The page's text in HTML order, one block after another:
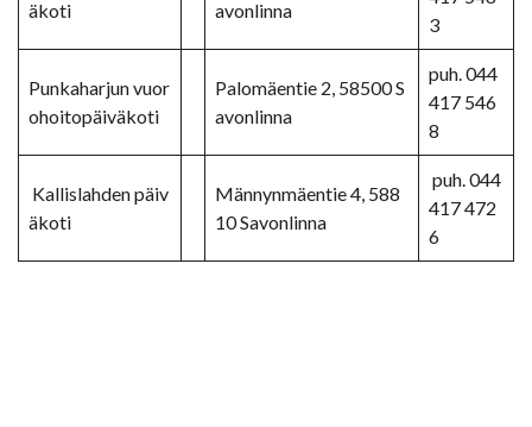
äkoti
avonlinna
3
Punkaharjun vuor
ohoitopäiväkoti
Palomäentie 2, 58500 S
avonlinna
puh. 044
417 546
8
Kallislahden päiv
äkoti
Männynmäentie 4, 588
10 Savonlinna
puh. 044
417 472
6